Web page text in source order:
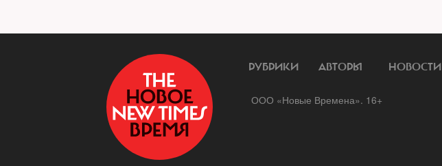
РУБРИКИ АВТОРЫ НОВОСТИ
ООО «Новые Времена». 16+